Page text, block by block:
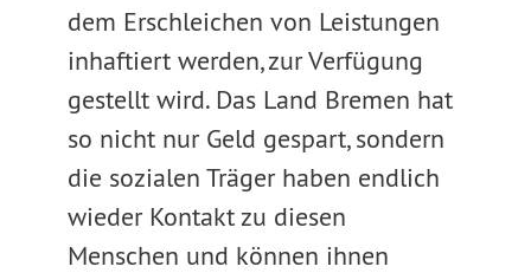
dem Erschleichen von Leistungen
inhaftiert werden, zur Verfügung
gestellt wird. Das Land Bremen hat
so nicht nur Geld gespart, sondern
die sozialen Träger haben endlich
wieder Kontakt zu diesen
Menschen und können ihnen